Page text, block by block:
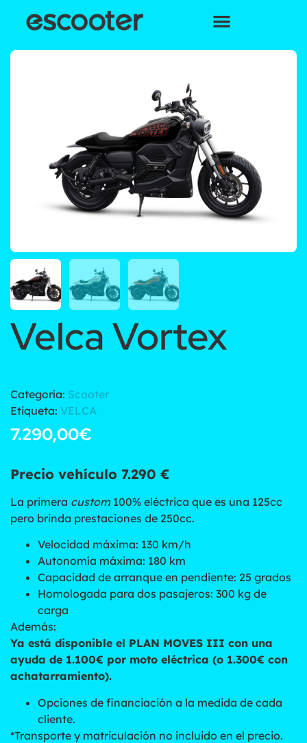
Velca Vortex
Categoría: Scooter
Etiqueta: VELCA
7.290,00€
Precio vehículo 7.290 €
La primera custom 100% eléctrica que es una 125cc
pero brinda prestaciones de 250cc.
Velocidad máxima: 130 km/h
Autonomía máxima: 180 km
Capacidad de arranque en pendiente: 25 grados
Homologada para dos pasajeros: 300 kg de
carga
Además:
Ya está disponible el PLAN MOVES III con una
ayuda de 1.100€ por moto eléctrica (o 1.300€ con
achatarramiento).
Opciones de financiación a la medida de cada
cliente.
*Transporte y matriculación no incluido en el precio.